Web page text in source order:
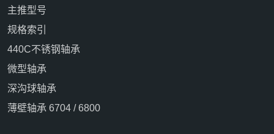
主推型号
规格索引
440C不锈钢轴承
微型轴承
深沟球轴承
薄壁轴承 6704 / 6800